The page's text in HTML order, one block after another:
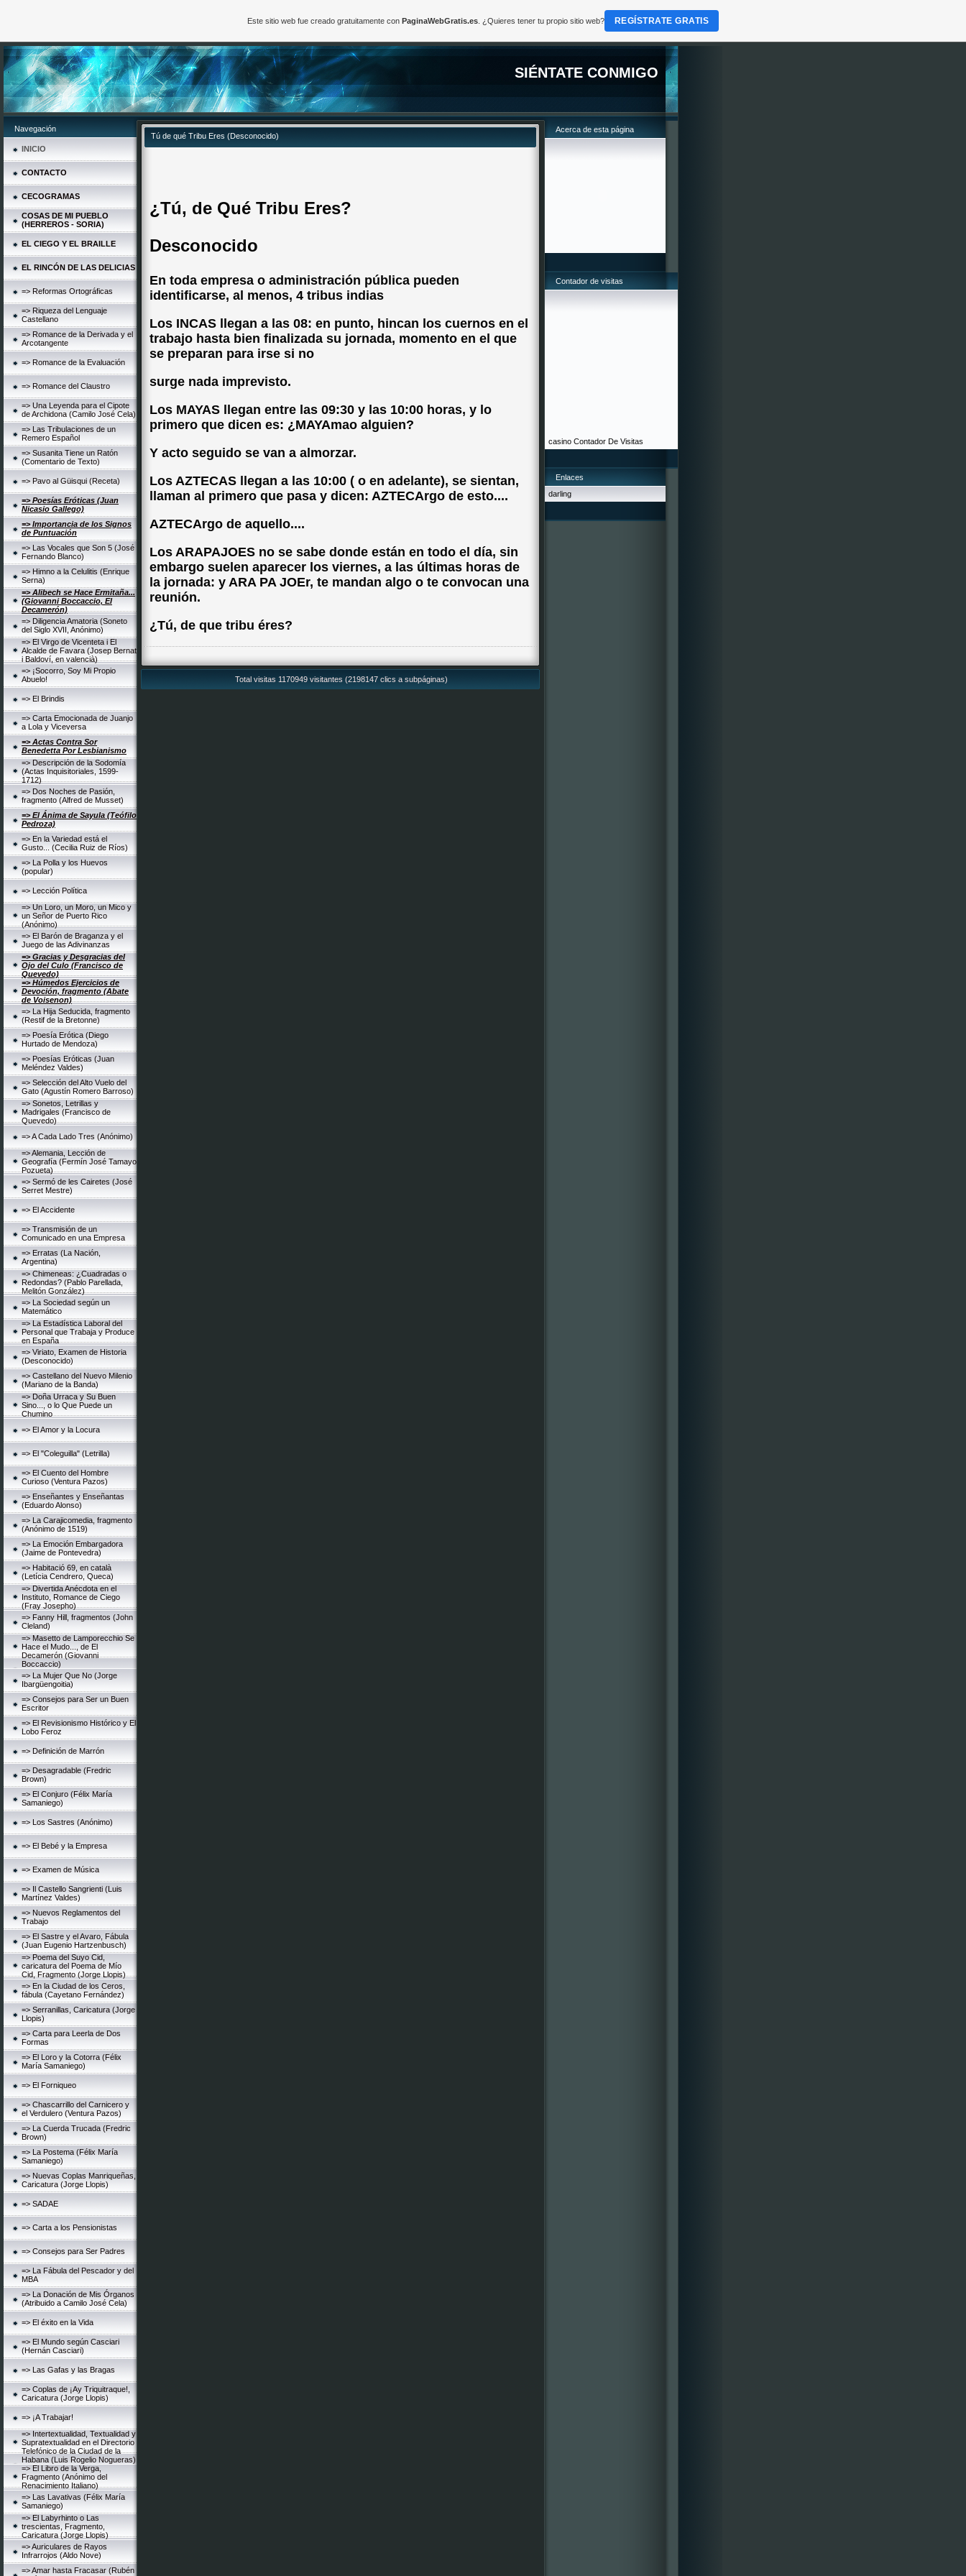
SIÉNTATE CONMIGO
Navegación
INICIO
CONTACTO
CECOGRAMAS
COSAS DE MI PUEBLO
(HERREROS - SORIA)
EL CIEGO Y EL BRAILLE
EL RINCÓN DE LAS DELICIAS
=> Reformas Ortográficas
=> Riqueza del Lenguaje
Castellano
=> Romance de la Derivada y el
Arcotangente
=> Romance de la Evaluación
=> Romance del Claustro
=> Una Leyenda para el Cipote
de Archidona (Camilo José Cela)
=> Las Tribulaciones de un
Remero Español
=> Susanita Tiene un Ratón
(Comentario de Texto)
=> Pavo al Güisqui (Receta)
=> Poesías Eróticas (Juan
Nicasio Gallego)
=> Importancia de los Signos
de Puntuación
=> Las Vocales que Son 5 (José
Fernando Blanco)
=> Himno a la Celulitis (Enrique
Serna)
=> Alibech se Hace Ermitaña...
(Giovanni Boccaccio, El
Decamerón)
=> Diligencia Amatoria (Soneto
del Siglo XVII, Anónimo)
=> El Virgo de Vicenteta i El
Alcalde de Favara (Josep Bernat
i Baldoví, en valencià)
=> ¡Socorro, Soy Mi Propio
Abuelo!
=> El Brindis
=> Carta Emocionada de Juanjo
a Lola y Viceversa
=> Actas Contra Sor
Benedetta Por Lesbianismo
=> Descripción de la Sodomía
(Actas Inquisitoriales, 1599-
1712)
=> Dos Noches de Pasión,
fragmento (Alfred de Musset)
=> El Ánima de Sayula (Teófilo
Pedroza)
=> En la Variedad está el
Gusto... (Cecilia Ruiz de Ríos)
=> La Polla y los Huevos
(popular)
=> Lección Política
=> Un Loro, un Moro, un Mico y
un Señor de Puerto Rico
(Anónimo)
=> El Barón de Braganza y el
Juego de las Adivinanzas
=> Gracias y Desgracias del
Ojo del Culo (Francisco de
Quevedo)
=> Húmedos Ejercicios de
Devoción, fragmento (Abate
de Voisenon)
=> La Hija Seducida, fragmento
(Restif de la Bretonne)
=> Poesía Erótica (Diego
Hurtado de Mendoza)
=> Poesías Eróticas (Juan
Meléndez Valdes)
=> Selección del Alto Vuelo del
Gato (Agustín Romero Barroso)
=> Sonetos, Letrillas y
Madrigales (Francisco de
Quevedo)
=> A Cada Lado Tres (Anónimo)
=> Alemania, Lección de
Geografía (Fermín José Tamayo
Pozueta)
=> Sermó de les Cairetes (José
Serret Mestre)
=> El Accidente
=> Transmisión de un
Comunicado en una Empresa
=> Erratas (La Nación,
Argentina)
=> Chimeneas: ¿Cuadradas o
Redondas? (Pablo Parellada,
Melitón González)
=> La Sociedad según un
Matemático
=> La Estadística Laboral del
Personal que Trabaja y Produce
en España
=> Viriato, Examen de Historia
(Desconocido)
=> Castellano del Nuevo Milenio
(Mariano de la Banda)
=> Doña Urraca y Su Buen
Sino..., o lo Que Puede un
Chumino
=> El Amor y la Locura
=> El "Coleguilla" (Letrilla)
=> El Cuento del Hombre
Curioso (Ventura Pazos)
=> Enseñantes y Enseñantas
(Eduardo Alonso)
=> La Carajicomedia, fragmento
(Anónimo de 1519)
=> La Emoción Embargadora
(Jaime de Pontevedra)
=> Habitació 69, en català
(Letícia Cendrero, Queca)
=> Divertida Anécdota en el
Instituto, Romance de Ciego
(Fray Josepho)
=> Fanny Hill, fragmentos (John
Cleland)
=> Masetto de Lamporecchio Se
Hace el Mudo..., de El
Decamerón (Giovanni
Boccaccio)
=> La Mujer Que No (Jorge
Ibargüengoitia)
=> Consejos para Ser un Buen
Escritor
=> El Revisionismo Histórico y El
Lobo Feroz
=> Definición de Marrón
=> Desagradable (Fredric
Brown)
=> El Conjuro (Félix María
Samaniego)
=> Los Sastres (Anónimo)
=> El Bebé y la Empresa
=> Examen de Música
=> Il Castello Sangrienti (Luis
Martínez Valdes)
=> Nuevos Reglamentos del
Trabajo
=> El Sastre y el Avaro, Fábula
(Juan Eugenio Hartzenbusch)
=> Poema del Suyo Cid,
caricatura del Poema de Mío
Cid, Fragmento (Jorge Llopis)
=> En la Ciudad de los Ceros,
fábula (Cayetano Fernández)
=> Serranillas, Caricatura (Jorge
Llopis)
=> Carta para Leerla de Dos
Formas
=> El Loro y la Cotorra (Félix
María Samaniego)
=> El Forniqueo
=> Chascarrillo del Carnicero y
el Verdulero (Ventura Pazos)
=> La Cuerda Trucada (Fredric
Brown)
=> La Postema (Félix María
Samaniego)
=> Nuevas Coplas Manriqueñas,
Caricatura (Jorge Llopis)
=> SADAE
=> Carta a los Pensionistas
=> Consejos para Ser Padres
=> La Fábula del Pescador y del
MBA
=> La Donación de Mis Órganos
(Atribuido a Camilo José Cela)
=> El éxito en la Vida
=> El Mundo según Casciari
(Hernán Casciari)
=> Las Gafas y las Bragas
=> Coplas de ¡Ay Triquitraque!,
Caricatura (Jorge Llopis)
=> ¡A Trabajar!
=> Intertextualidad, Textualidad y
Supratextualidad en el Directorio
Telefónico de la Ciudad de la
Habana (Luis Rogelio Nogueras)
=> El Libro de la Verga,
Fragmento (Anónimo del
Renacimiento Italiano)
=> Las Lavativas (Félix María
Samaniego)
=> El Labyrhinto o Las
trescientas, Fragmento,
Caricatura (Jorge Llopis)
=> Auriculares de Rayos
Infrarrojos (Aldo Nove)
=> Amar hasta Fracasar (Rubén
Tú de qué Tribu Eres (Desconocido)
¿Tú, de Qué Tribu Eres?
Desconocido
En toda empresa o administración pública pueden
identificarse, al menos, 4 tribus indias
Los INCAS llegan a las 08: en punto, hincan los cuernos en el
trabajo hasta bien finalizada su jornada, momento en el que
se preparan para irse si no
surge nada imprevisto.
Los MAYAS llegan entre las 09:30 y las 10:00 horas, y lo
primero que dicen es: ¿MAYAmao alguien?
Y acto seguido se van a almorzar.
Los AZTECAS llegan a las 10:00 ( o en adelante), se sientan,
llaman al primero que pasa y dicen: AZTECArgo de esto....
AZTECArgo de aquello....
Los ARAPAJOES no se sabe donde están en todo el día, sin
embargo suelen aparecer los viernes, a las últimas horas de
la jornada: y ARA PA JOEr, te mandan algo o te convocan una
reunión.
¿Tú, de que tribu éres?
Total visitas 1170949 visitantes (2198147 clics a subpáginas)
Acerca de esta página
Contador de visitas
casino Contador De Visitas
Enlaces
darling
Este sitio web fue creado gratuitamente con PaginaWebGratis.es. ¿Quieres tener tu propio sitio web? REGÍSTRATE GRATIS